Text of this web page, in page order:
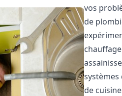
vos
de
systèmes
de